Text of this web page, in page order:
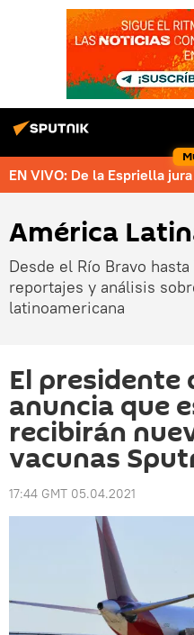
EN VIVO: De la Espriella
América
Desde el Río Bravo
reportajes y análisis
latinoamericana
El presidente
anuncia que
recibirán
vacunas
17:44 GMT 05.04.2021